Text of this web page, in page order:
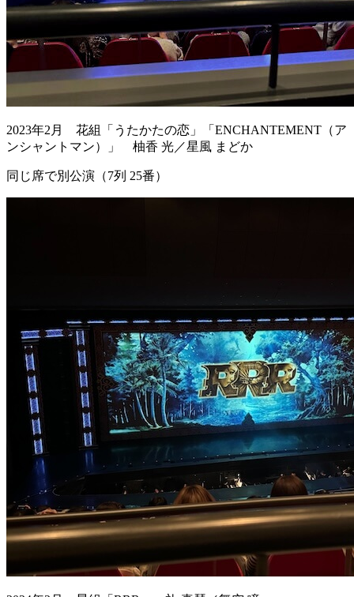
2023年2月 花組「うたかたの恋」「ENCHANTEMENT（ア
ンシャントマン）」 柚香 光／星風 まどか
同じ席で別公演（7列 25番）